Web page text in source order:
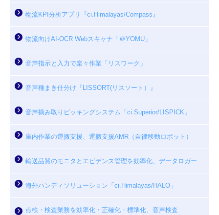
物流KPI分析アプリ『ci.Himalayas/Compass』
物流向けAI-OCR Webスキャナ「＠YOMU」
音声指示と入力で楽々作業「リスワーク」
音声種まき仕分け『LISSORT(リスソート）』
音声摘み取りピッキングシステム「ci.Superior/LISPICK」
庫内作業の運搬支援、運搬支援AMR（自律移動ロボット）
輸送品質のモニタとエビデンス管理を効率化、データロガー
海外ハンディソリューション「ci.Himalayas/HALO」
点検・検査業務を効率化・正確化・標準化、音声検査